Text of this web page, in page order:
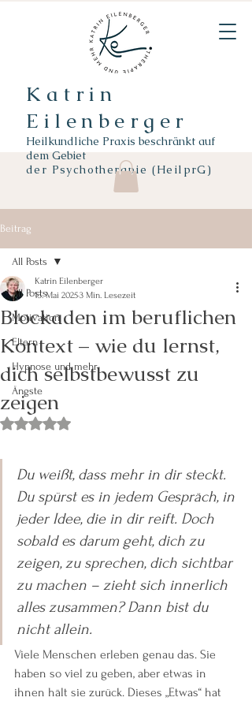
Katrin
Eilenberger
Heilkundliche Praxis beschränkt auf
dem Gebiet
der Psychotherapie (HeilprG)
Beitrag
All Posts
Motivation
Eltern
Hypnose und mehr
Ängste
All Posts
Blockaden im beruflichen
Kontext – wie du lernst,
dich selbstbewusst zu
zeigen
Katrin Eilenberger
13. Mai 20253 Min. Lesezeit
Mit NaN von 5 Sternen bewertet.
Du weißt, dass mehr in dir steckt.
Du spürst es in jedem Gespräch, in
jeder Idee, die in dir reift. Doch
sobald es darum geht, dich zu
zeigen, zu sprechen, dich sichtbar
zu machen – zieht sich innerlich
alles zusammen? Dann bist du
nicht allein.
Viele Menschen erleben genau das. Sie
haben so viel zu geben, aber etwas in
ihnen hält sie zurück. Dieses „Etwas“ hat